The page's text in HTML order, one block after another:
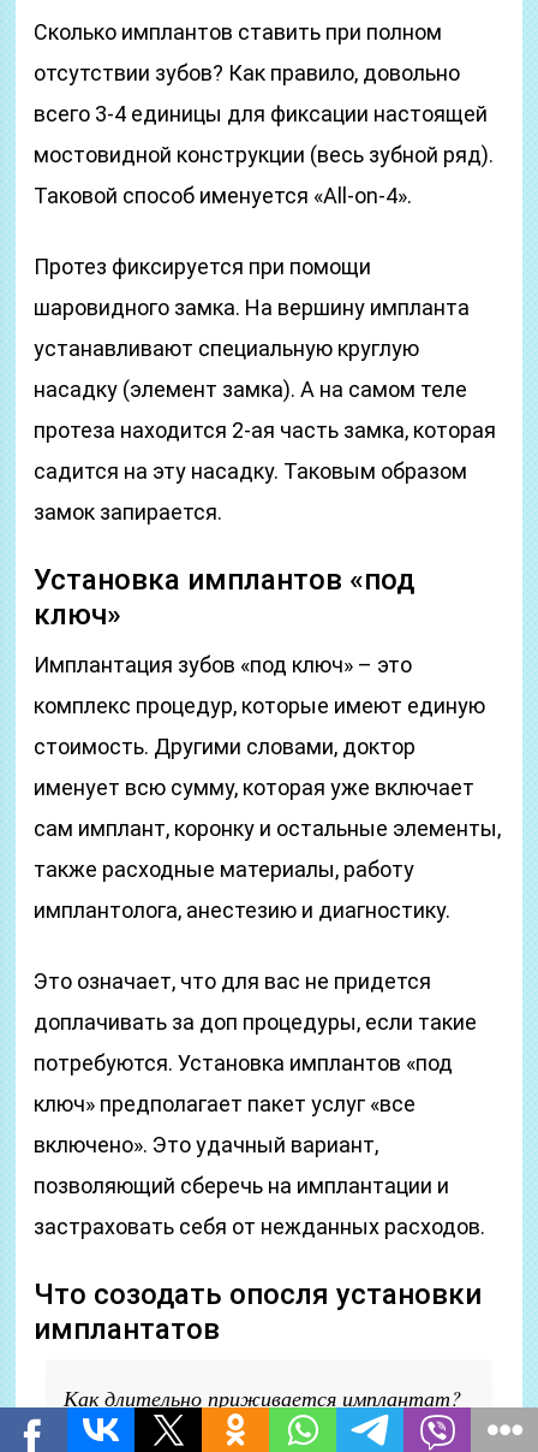
Сколько имплантов ставить при полном
отсутствии зубов? Как правило, довольно
всего 3-4 единицы для фиксации настоящей
мостовидной конструкции (весь зубной ряд).
Таковой способ именуется «All-on-4».
Протез фиксируется при помощи
шаровидного замка. На вершину импланта
устанавливают специальную круглую
насадку (элемент замка). А на самом теле
протеза находится 2-ая часть замка, которая
садится на эту насадку. Таковым образом
замок запирается.
Установка имплантов «под
ключ»
Имплантация зубов «под ключ» – это
комплекс процедур, которые имеют единую
стоимость. Другими словами, доктор
именует всю сумму, которая уже включает
сам имплант, коронку и остальные элементы,
также расходные материалы, работу
имплантолога, анестезию и диагностику.
Это означает, что для вас не придется
доплачивать за доп процедуры, если такие
потребуются. Установка имплантов «под
ключ» предполагает пакет услуг «все
включено». Это удачный вариант,
позволяющий сберечь на имплантации и
застраховать себя от нежданных расходов.
Что созодать опосля установки
имплантатов
Как длительно приживается имплантат?
Современные имплантаты изготавливают